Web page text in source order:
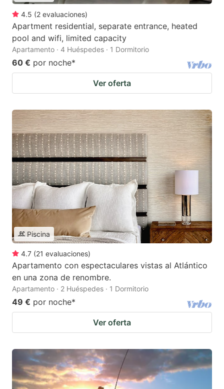
4.5 (2 evaluaciones)
Apartment residential, separate entrance, heated
pool and wifi, limited capacity
Apartamento · 4 Huéspedes · 1 Dormitorio
60 € por noche*
Ver oferta
Piscina
4.7 (21 evaluaciones)
Apartamento con espectaculares vistas al Atlántico
en una zona de renombre.
Apartamento · 2 Huéspedes · 1 Dormitorio
49 € por noche*
Ver oferta